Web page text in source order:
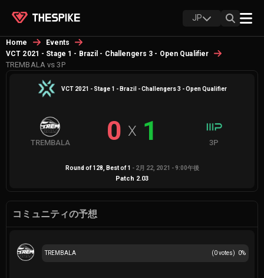
JP
Home
Events
VCT 2021 - Stage 1 - Brazil - Challengers 3 - Open Qualifier
TREMBALA vs 3P
VCT 2021 - Stage 1 - Brazil - Challengers 3 - Open Qualifier
TREMBALA 0 X 1 3P
Round of 128 , Best of1 - 2月 22, 2021 - 9:00午後
Patch 2.03
コミュニティの予想
(0votes) 0%
TREMBALA